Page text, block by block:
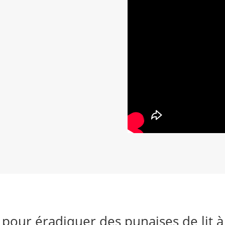
éradiquer des punaises de lit à